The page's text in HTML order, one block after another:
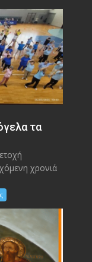
τα
χρονιά